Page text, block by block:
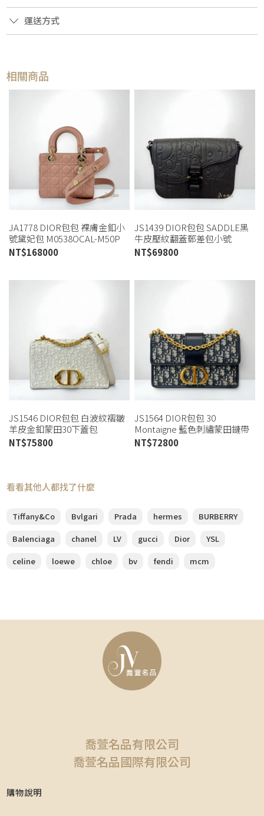
運送方式
相關商品
JA1778 DIOR包包 裸膚金釦小
號黛妃包 M0538OCAL-M50P
(桃園店)
NT$168000
JS1439 DIOR包包 SADDLE黑
牛皮壓紋翻蓋郵差包小號
1ADPO04LLG (板橋店)
NT$69800
JS1546 DIOR包包 白波紋褶皺
羊皮金釦蒙田30下蓋包
M9220UPGO (板橋店)
NT$75800
JS1564 DIOR包包 30
Montaigne 藍色刺繡蒙田鏈帶
包 M9208UTZQ_M928 (板橋店)
NT$72800
看看其他人都找了什麼
Tiffany&Co Bvlgari Prada hermes
BURBERRY
Balenciaga
chanel LV gucci Dior
YSL
celine
loewe chloe bv fendi mcm
喬萱名品有限公司
喬萱名品國際有限公司
購物說明